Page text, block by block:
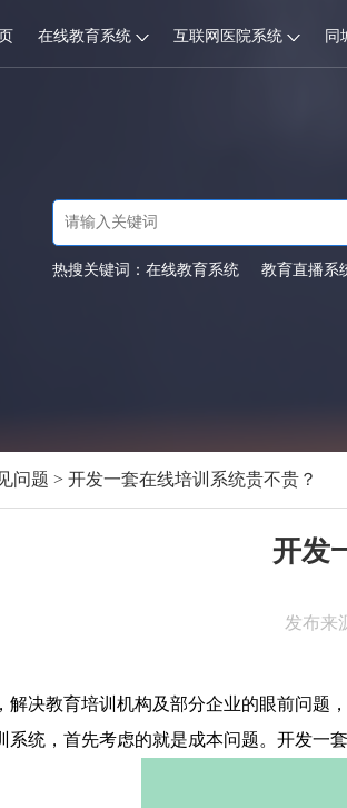
在线教育系统 互联网医院系统 同
热搜关键词： 在线教育系统 教育直播系
问题 > 开发一套在线培训系统贵不贵？
开发
发布来
解决教育培训机构及部分企业的眼前问题
系统，首先考虑的就是成本问题。开发一套